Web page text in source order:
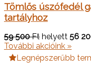
Tömlős úszófedél
tartályhoz
59 500 Ft helyett 56
További akcióink »
Legnépszerűbb